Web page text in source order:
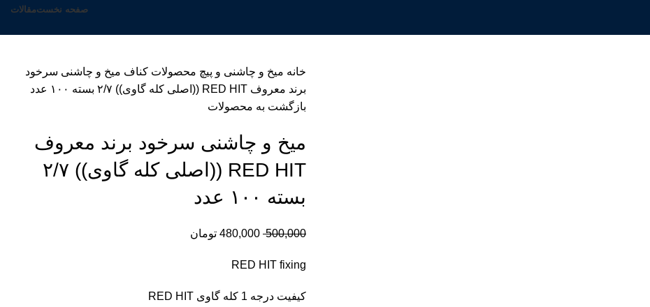
صفحه نخستمقالات
خانه میخ و چاشنی و پیچ محصولات کناف میخ و چاشنی سرخود
برند معروف RED HIT ((اصلی کله گاوی)) ۲/۷ بسته ۱۰۰ عدد
بازگشت به محصولات
میخ و چاشنی سرخود برند معروف
RED HIT ((اصلی کله گاوی)) ۲/۷
بسته ۱۰۰ عدد
500,000
480,000 تومان
RED HIT fixing
کیفیت درجه 1 کله گاوی RED HIT